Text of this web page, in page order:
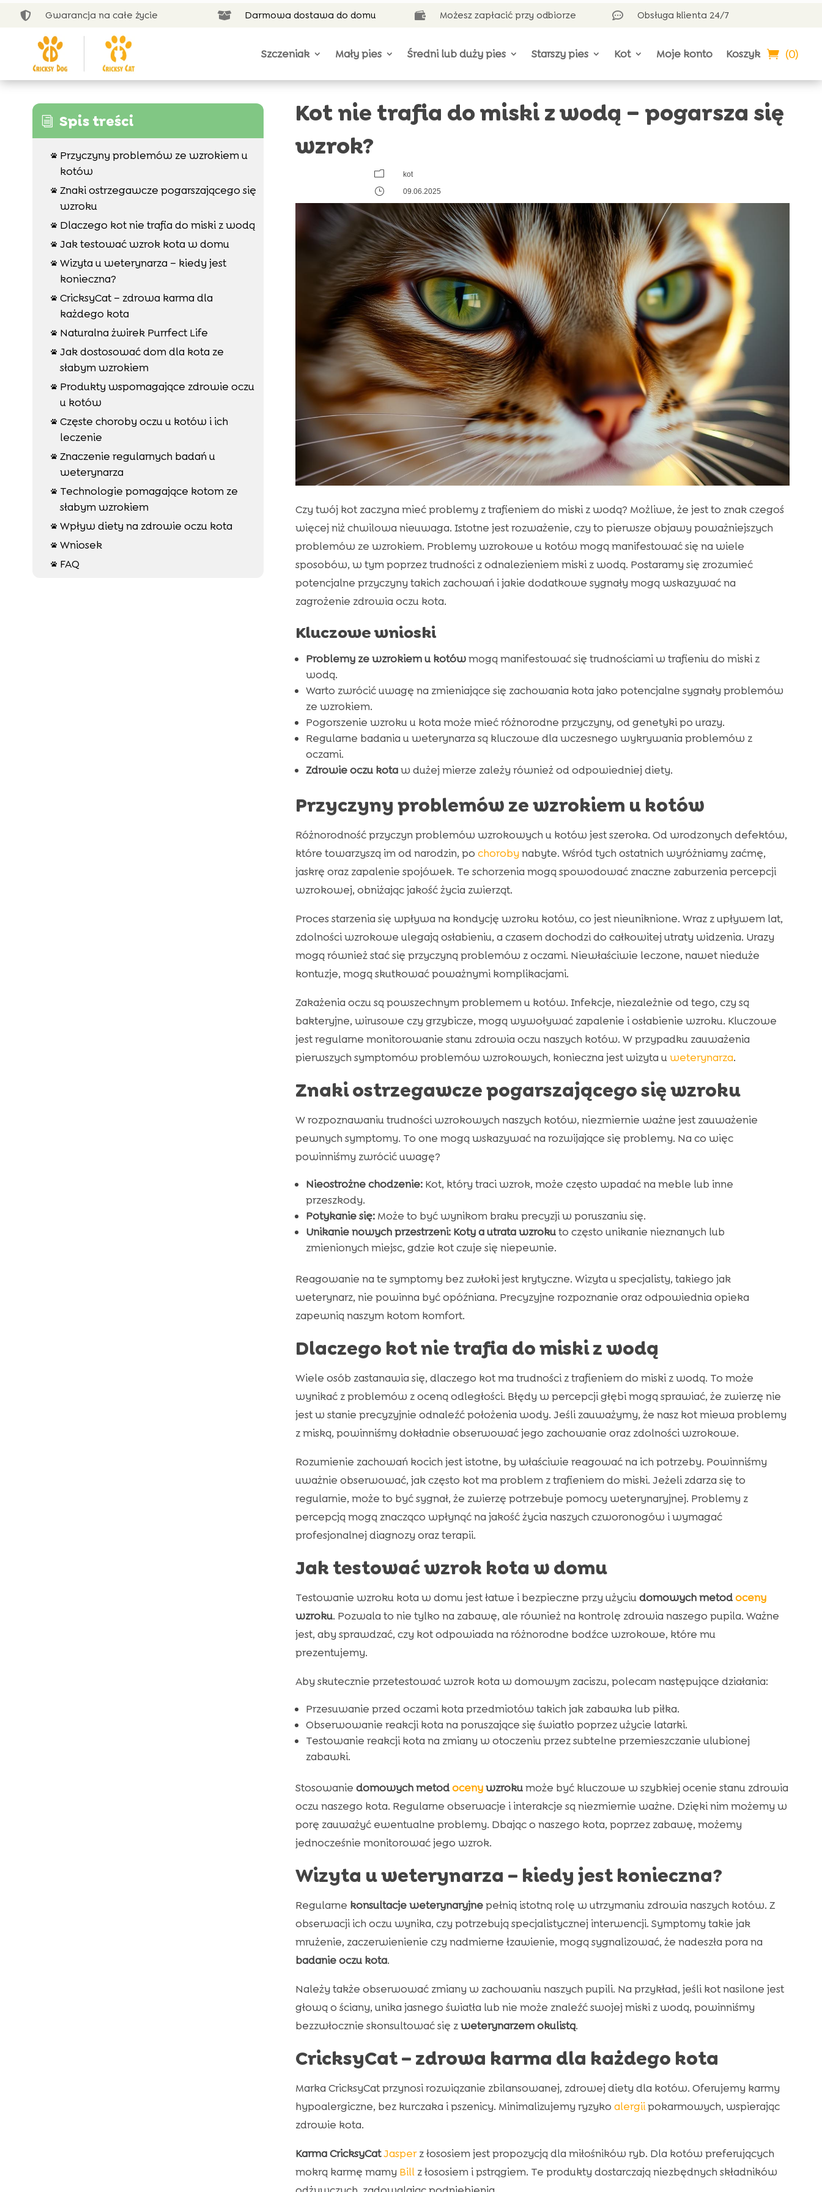
 Gwarancja na całe życie  Darmowa dostawa do domu  Możesz zapłacić przy odbiorze  Obsługa klienta 24/7
Szczeniak Mały pies Średni lub duży pies Starszy pies Kot Moje konto Koszyk (0)
i Spis treści

Przyczyny problemów ze wzrokiem u
kotów
 Znaki ostrzegawcze pogarszającego się
wzroku
 Dlaczego kot nie trafia do miski z wodą
 Jak testować wzrok kota w domu
 Wizyta u weterynarza – kiedy jest
konieczna?
 CricksyCat – zdrowa karma dla
każdego kota
 Naturalna żwirek Purrfect Life
 Jak dostosować dom dla kota ze
słabym wzrokiem

Produkty wspomagające zdrowie oczu
u kotów
 Częste choroby oczu u kotów i ich
leczenie
 Znaczenie regularnych badań u
weterynarza

Technologie pomagające kotom ze
słabym wzrokiem
 Wpływ diety na zdrowie oczu kota
 Wniosek
 FAQ
Kot nie trafia do miski z wodą – pogarsza się
wzrok?
m kot
} 09.06.2025
Czy twój kot zaczyna mieć problemy z trafieniem do miski z wodą? Możliwe, że jest to znak czegoś
więcej niż chwilowa nieuwaga. Istotne jest rozważenie, czy to pierwsze objawy poważniejszych
problemów ze wzrokiem. Problemy wzrokowe u kotów mogą manifestować się na wiele
sposobów, w tym poprzez trudności z odnalezieniem miski z wodą. Postaramy się zrozumieć
potencjalne przyczyny takich zachowań i jakie dodatkowe sygnały mogą wskazywać na
zagrożenie zdrowia oczu kota.
Kluczowe wnioski
Problemy ze wzrokiem u kotówmogą manifestować się trudnościami w trafieniu do miski z
wodą.
Warto zwrócić uwagę na zmieniające się zachowania kota jako potencjalne sygnały problemów
ze wzrokiem.
Pogorszenie wzroku u kota może mieć różnorodne przyczyny, od genetyki po urazy.
Regularne badania u weterynarza są kluczowe dla wczesnego wykrywania problemów z
oczami.
Zdrowie oczu kotaw dużej mierze zależy również od odpowiedniej diety.
Przyczyny problemów ze wzrokiem u kotów
Różnorodność przyczyn problemów wzrokowych u kotów jest szeroka. Od wrodzonych defektów,
które towarzyszą im od narodzin, po choroby nabyte. Wśród tych ostatnich wyróżniamy zaćmę,
jaskrę oraz zapalenie spojówek. Te schorzenia mogą spowodować znaczne zaburzenia percepcji
wzrokowej, obniżając jakość życia zwierząt.
Proces starzenia się wpływa na kondycję wzroku kotów, co jest nieuniknione. Wraz z upływem lat,
zdolności wzrokowe ulegają osłabieniu, a czasem dochodzi do całkowitej utraty widzenia. Urazy
mogą również stać się przyczyną problemów z oczami. Niewłaściwie leczone, nawet nieduże
kontuzje, mogą skutkować poważnymi komplikacjami.
Zakażenia oczu są powszechnym problemem u kotów. Infekcje, niezależnie od tego, czy są
bakteryjne, wirusowe czy grzybicze, mogą wywoływać zapalenie i osłabienie wzroku. Kluczowe
jest regularne monitorowanie stanu zdrowia oczu naszych kotów. W przypadku zauważenia
pierwszych symptomów problemów wzrokowych, konieczna jest wizyta uweterynarza.
Znaki ostrzegawcze pogarszającego się wzroku
W rozpoznawaniu trudności wzrokowych naszych kotów, niezmiernie ważne jest zauważenie
pewnych symptomy. To one mogą wskazywać na rozwijające się problemy. Na co więc
powinniśmy zwrócić uwagę?
Nieostrożne chodzenie:Kot, który traci wzrok, może często wpadać na meble lub inne
przeszkody.
Potykanie się:Może to być wynikom braku precyzji w poruszaniu się.
Unikanie nowych przestrzeni: Koty a utrata wzrokuto często unikanie nieznanych lub
zmienionych miejsc, gdzie kot czuje się niepewnie.
Reagowanie na te symptomy bez zwłoki jest krytyczne. Wizyta u specjalisty, takiego jak
weterynarz, nie powinna być opóźniana. Precyzyjne rozpoznanie oraz odpowiednia opieka
zapewnią naszym kotom komfort.
Dlaczego kot nie trafia do miski z wodą
Wiele osób zastanawia się, dlaczego kot ma trudności z trafieniem do miski z wodą. To może
wynikać z problemów z oceną odległości. Błędy w percepcji głębi mogą sprawiać, że zwierzę nie
jest w stanie precyzyjnie odnaleźć położenia wody. Jeśli zauważymy, że nasz kot miewa problemy
z miską, powinniśmy dokładnie obserwować jego zachowanie oraz zdolności wzrokowe.
Rozumienie zachowań kocich jest istotne, by właściwie reagować na ich potrzeby. Powinniśmy
uważnie obserwować, jak często kot ma problem z trafieniem do miski. Jeżeli zdarza się to
regularnie, może to być sygnał, że zwierzę potrzebuje pomocy weterynaryjnej. Problemy z
percepcją mogą znacząco wpłynąć na jakość życia naszych czworonogów i wymagać
profesjonalnej diagnozy oraz terapii.
Jak testować wzrok kota w domu
Testowanie wzroku kota w domu jest łatwe i bezpieczne przy użyciudomowych metodoceny
wzroku. Pozwala to nie tylko na zabawę, ale również na kontrolę zdrowia naszego pupila. Ważne
jest, aby sprawdzać, czy kot odpowiada na różnorodne bodźce wzrokowe, które mu
prezentujemy.
Aby skutecznie przetestować wzrok kota w domowym zaciszu, polecam następujące działania:
Przesuwanie przed oczami kota przedmiotów takich jak zabawka lub piłka.
Obserwowanie reakcji kota na poruszające się światło poprzez użycie latarki.
Testowanie reakcji kota na zmiany w otoczeniu przez subtelne przemieszczanie ulubionej
zabawki.
Stosowanie domowych metodocenywzrokumoże być kluczowe w szybkiej ocenie stanu zdrowia
oczu naszego kota. Regularne obserwacje i interakcje są niezmiernie ważne. Dzięki nim możemy w
porę zauważyć ewentualne problemy. Dbając o naszego kota, poprzez zabawę, możemy
jednocześnie monitorować jego wzrok.
Wizyta u weterynarza – kiedy jest konieczna?
Regularne konsultacje weterynaryjnepełnią istotną rolę w utrzymaniu zdrowia naszych kotów. Z
obserwacji ich oczu wynika, czy potrzebują specjalistycznej interwencji. Symptomy takie jak
mrużenie, zaczerwienienie czy nadmierne łzawienie, mogą sygnalizować, że nadeszła pora na
badanie oczu kota.
Należy także obserwować zmiany w zachowaniu naszych pupili. Na przykład, jeśli kot nasilone jest
głową o ściany, unika jasnego światła lub nie może znaleźć swojej miski z wodą, powinniśmy
bezzwłocznie skonsultować się zweterynarzem okulistą.
CricksyCat – zdrowa karma dla każdego kota
Marka CricksyCat przynosi rozwiązanie zbilansowanej, zdrowej diety dla kotów. Oferujemy karmy
hypoalergiczne, bez kurczaka i pszenicy. Minimalizujemy ryzyko alergiipokarmowych, wspierając
zdrowie kota.
Karma CricksyCatJasperz łososiem jest propozycją dla miłośników ryb. Dla kotów preferujących
mokrą karmę mamy Billz łososiem i pstrągiem. Te produkty dostarczają niezbędnych składników